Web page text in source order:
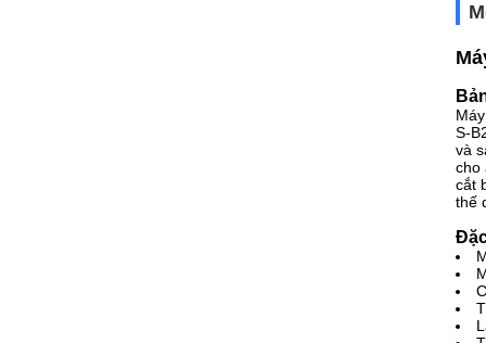
S-
và
cho
cắt
thế